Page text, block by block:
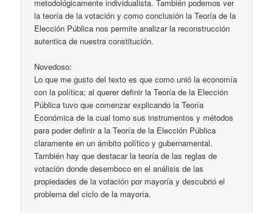
metodológicamente individualista. También podemos ver
la teoría de la votación y como conclusión la Teoría de la
Elección Pública nos permite analizar la reconstrucción
autentica de nuestra constitución.
Novedoso:
Lo que me gusto del texto es que como unió la economía
con la política; al querer definir la Teoría de la Elección
Pública tuvo que comenzar explicando la Teoría
Económica de la cual tomo sus instrumentos y métodos
para poder definir a la Teoría de la Elección Pública
claramente en un ámbito político y gubernamental.
También hay que destacar la teoría de las reglas de
votación donde desemboco en el análisis de las
propiedades de la votación por mayoría y descubrió el
problema del ciclo de la mayoría.